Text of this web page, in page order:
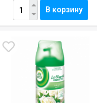
В корзину